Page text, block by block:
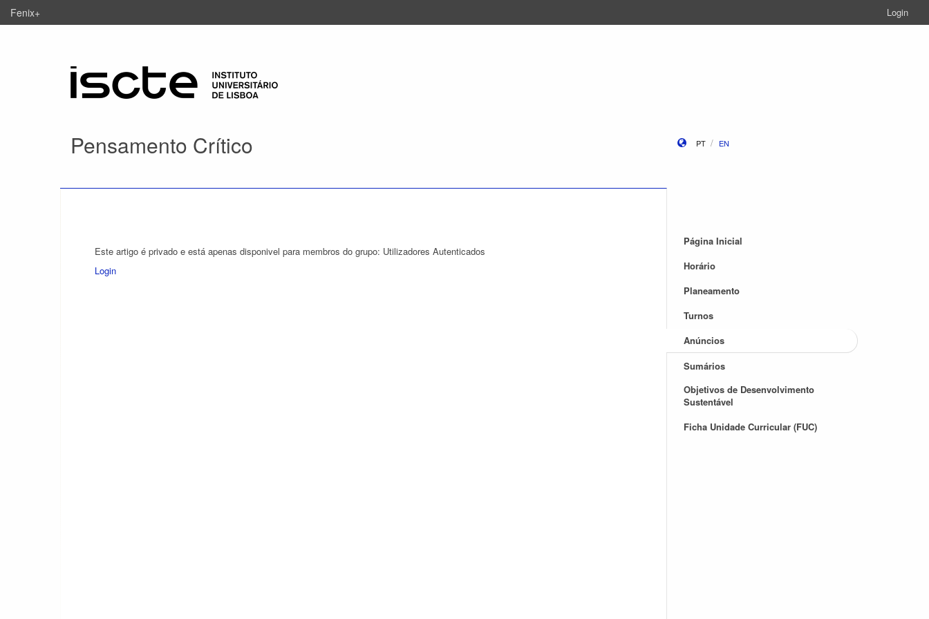
Fenix+ Login
Pensamento Crítico PT EN
Este artigo é privado e está apenas disponivel para membros do grupo: Utilizadores Autenticados
Login
Página Inicial
Horário
Planeamento
Turnos
Anúncios
Sumários
Objetivos de Desenvolvimento
Sustentável
Ficha Unidade Curricular (FUC)